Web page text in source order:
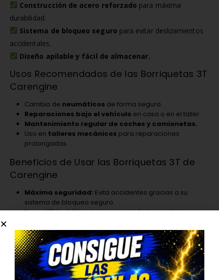
Construcción de acero reforzado para máxima
durabilidad.
Sistema de bloqueo seguro para evitar deslizamientos
accidentales.
Diseño apilable y fácil de almacenar.
Usos Recomendados de las Borriquetas 3T
Carengine
Cambio de neumáticos de forma segura.
Reparaciones bajo el vehículo en casa o en el taller.
Mantenimiento regular de coches y camionetas.
Uso en talleres mecánicos para reparaciones
prolongadas.
Beneficios de Usar las Borriquetas 3T de
Carengine
Máxima seguridad: Evita accidentes gracias a su
sistema de bloqueo seguro.
Versatilidad:Útiles tanto para vehículos particulares
Durabilidad garantizada:Fabricadas en acero
reforzado de alta calidad.
Fácil almacenamiento: Diseño compacto y apilable.
Relación calidad-precio excelente.